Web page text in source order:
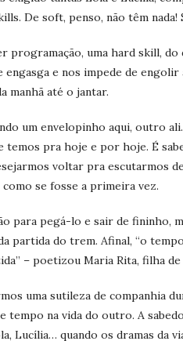
De soft, penso, não têm nada!
programação, uma hard skill, do
e nos impede de
manhã até o jantar.
um envelopinho aqui, outro
temos pra hoje e por hoje. É
voltar pra escutarmos
se fosse a primeira vez.
para pegá-lo e sair de fininho,
partida do trem. Afinal, “o
– poetizou Maria Rita, filha de
uma sutileza de companhia
tempo na vida do outro. A
Lucília… quando os dramas da